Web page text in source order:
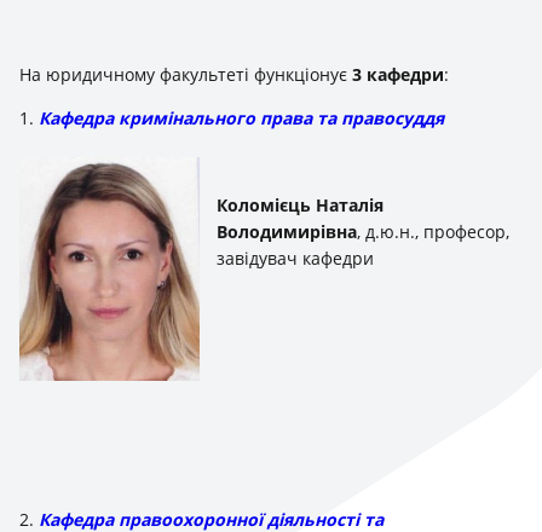
На юридичному факультеті функціонує 3 кафедри:
1. Кафедра кримінального права та правосуддя
Коломієць Наталія
Володимирівна, д.ю.н., професор,
завідувач кафедри
2. Кафедра правоохоронної діяльності та